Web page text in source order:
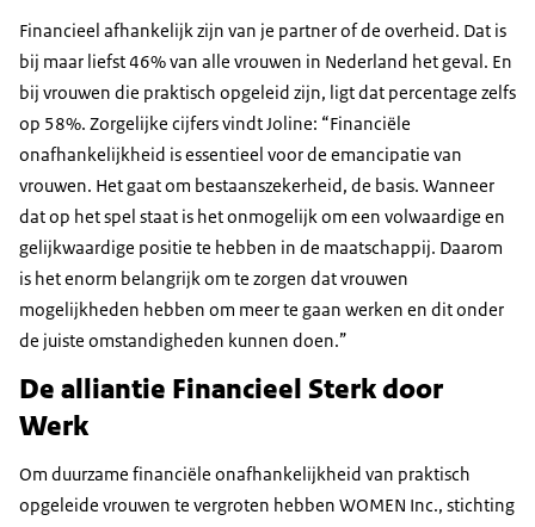
Financieel afhankelijk zijn van je partner of de overheid. Dat is
bij maar liefst 46% van alle vrouwen in Nederland het geval. En
bij vrouwen die praktisch opgeleid zijn, ligt dat percentage zelfs
op 58%. Zorgelijke cijfers vindt Joline: “Financiële
onafhankelijkheid is essentieel voor de emancipatie van
vrouwen. Het gaat om bestaanszekerheid, de basis. Wanneer
dat op het spel staat is het onmogelijk om een volwaardige en
gelijkwaardige positie te hebben in de maatschappij. Daarom
is het enorm belangrijk om te zorgen dat vrouwen
mogelijkheden hebben om meer te gaan werken en dit onder
de juiste omstandigheden kunnen doen.”
De alliantie Financieel Sterk door
Werk
Om duurzame financiële onafhankelijkheid van praktisch
opgeleide vrouwen te vergroten hebben WOMEN Inc., stichting